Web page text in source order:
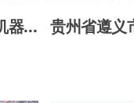
中国国际大数据产业博览会会场上的机器人